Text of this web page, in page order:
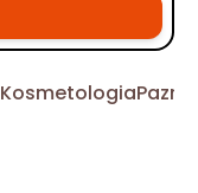
Kosmetologia